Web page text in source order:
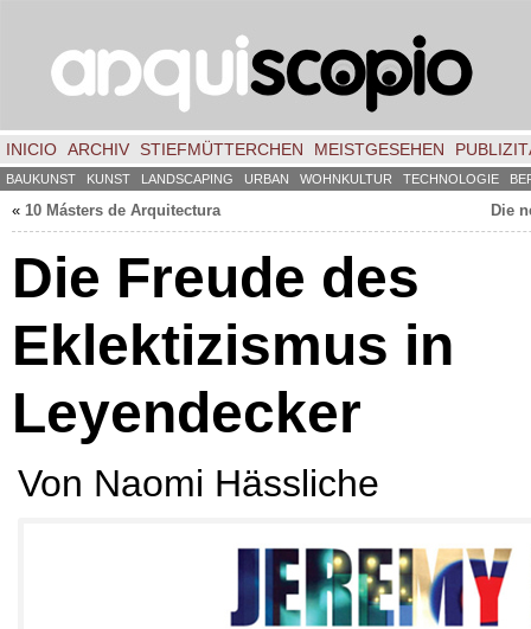
INICIO ARCHIV STIEFMÜTTERCHEN MEISTGESEHEN
BAUKUNST KUNST LANDSCAPING URBAN WOHNKULTUR TECHNOLOGIE
« 10 Másters de Arquitectura Die
Die Freude des
Eklektizismus in
Leyendecker
Von Naomi Hässliche